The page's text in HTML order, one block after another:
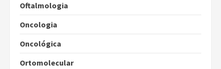
Oftalmologia
Oncologia
Oncológica
Ortomolecular